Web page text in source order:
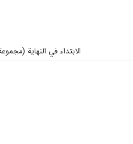
الابتداء في النهاية